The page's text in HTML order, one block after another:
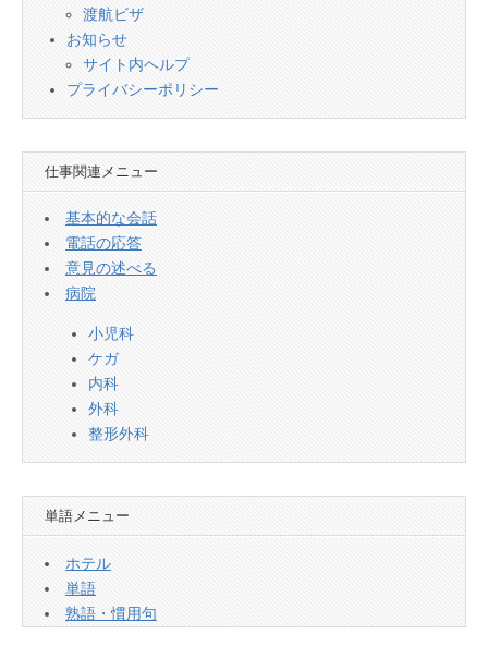
渡航ビザ
お知らせ
サイト内ヘルプ
プライバシーポリシー
仕事関連メニュー
基本的な会話
電話の応答
意見の述べる
病院
小児科
ケガ
内科
外科
整形外科
単語メニュー
ホテル
単語
熟語・慣用句